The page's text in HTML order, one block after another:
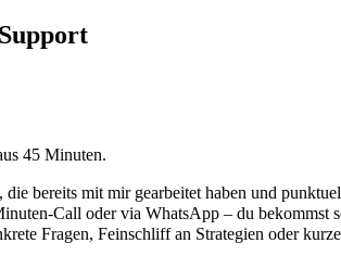
45 Minuten.
bereits mit mir gearbeitet haben und
Call oder via WhatsApp – du bekommst
Fragen, Feinschliff an Strategien oder